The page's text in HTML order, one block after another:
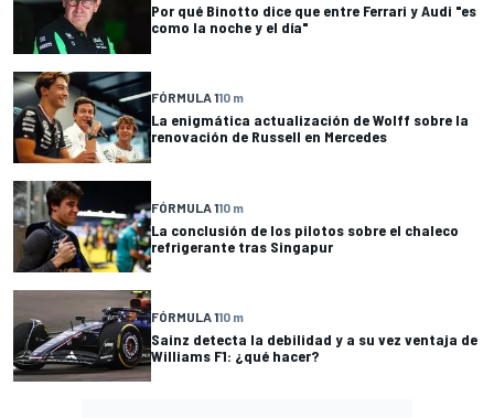
Por qué Binotto dice que entre Ferrari y Audi "es
como la noche y el día"
FÓRMULA 110 m
La enigmática actualización de Wolff sobre la
renovación de Russell en Mercedes
FÓRMULA 110 m
La conclusión de los pilotos sobre el chaleco
refrigerante tras Singapur
FÓRMULA 110 m
Sainz detecta la debilidad y a su vez ventaja de
Williams F1: ¿qué hacer?